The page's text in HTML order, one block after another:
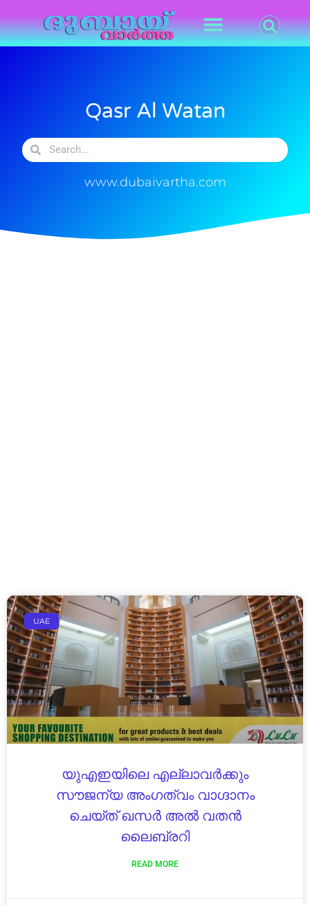
Qasr Al Watan
www.dubaivartha.com
UAE
യുഎഇയിലെ എല്ലാവർക്കും
സൗജന്യ അംഗത്വം വാഗ്ദാനം
ചെയ്ത് ഖസർ അൽ വതൻ
ലൈബ്രറി
READ MORE